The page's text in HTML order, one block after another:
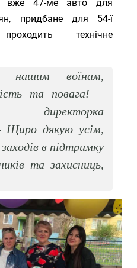
вже 47-ме авто для
придбане для 54-ї
технічне
нашим воїнам,
та повага! –
директорка
Щиро дякую усім,
в підтримку
та захисниць,